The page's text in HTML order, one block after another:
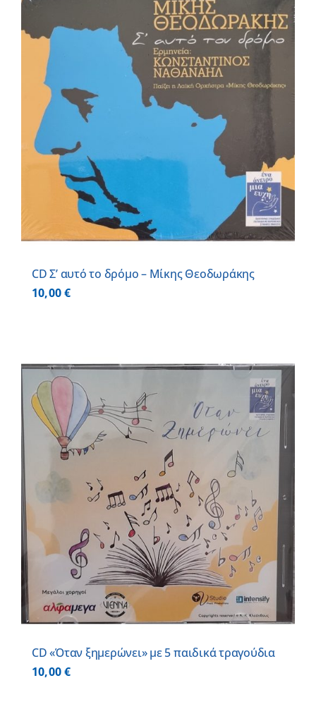
CD Σ’ αυτό το δρόμο – Μίκης Θεοδωράκης
10,00€
CD «Όταν ξημερώνει» με 5 παιδικά τραγούδια
10,00€